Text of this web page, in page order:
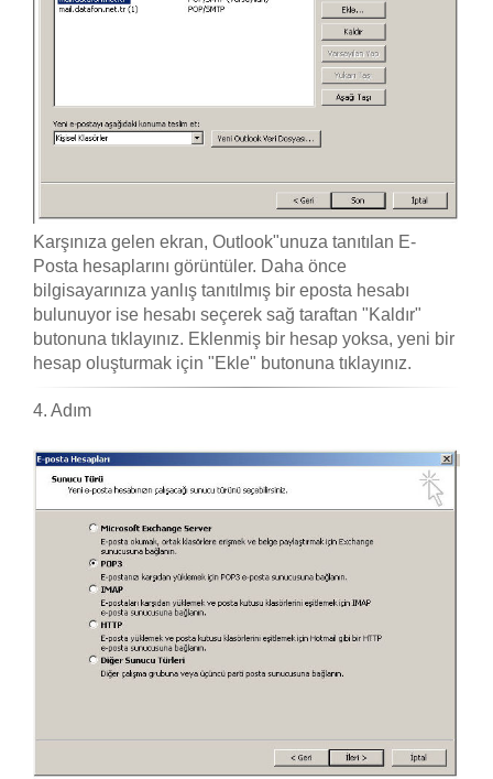
Karşınıza gelen ekran, Outlook"unuza tanıtılan E-
Posta hesaplarını görüntüler. Daha önce
bilgisayarınıza yanlış tanıtılmış bir eposta hesabı
bulunuyor ise hesabı seçerek sağ taraftan "Kaldır"
butonuna tıklayınız. Eklenmiş bir hesap yoksa, yeni bir
hesap oluşturmak için "Ekle" butonuna tıklayınız.
4. Adım